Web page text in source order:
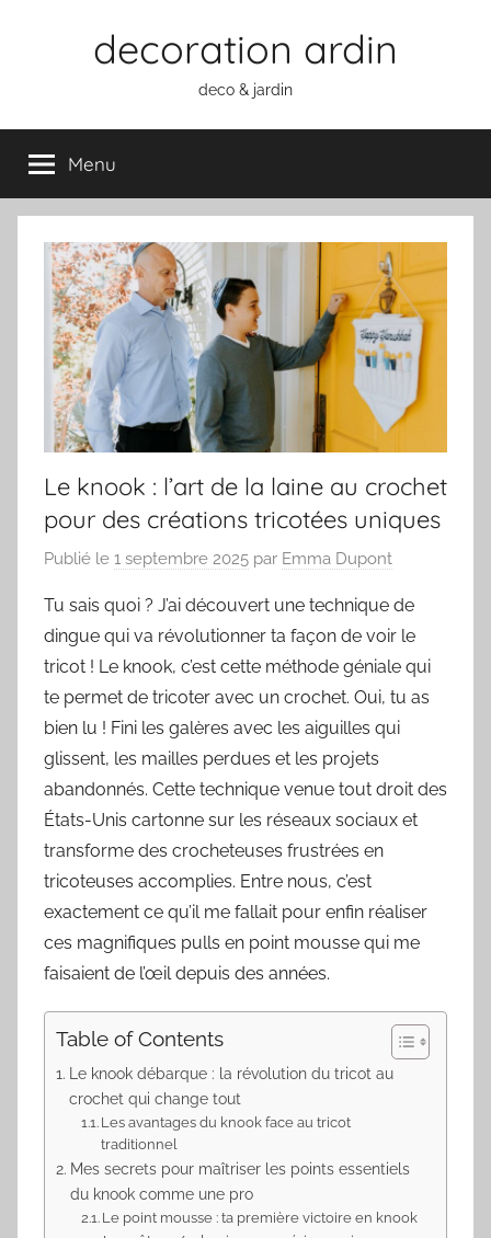
decoration ardin
deco & jardin
Menu
Le knook : l’art de la laine au crochet
pour des créations tricotées uniques
Publié le 1 septembre 2025 par Emma Dupont
Tu sais quoi ? J’ai découvert une technique de
dingue qui va révolutionner ta façon de voir le
tricot ! Le knook, c’est cette méthode géniale qui
te permet de tricoter avec un crochet. Oui, tu as
bien lu ! Fini les galères avec les aiguilles qui
glissent, les mailles perdues et les projets
abandonnés. Cette technique venue tout droit des
États-Unis cartonne sur les réseaux sociaux et
transforme des crocheteuses frustrées en
tricoteuses accomplies. Entre nous, c’est
exactement ce qu’il me fallait pour enfin réaliser
ces magnifiques pulls en point mousse qui me
faisaient de l’œil depuis des années.
Table of Contents
Le knook débarque : la révolution du tricot au
crochet qui change tout
Les avantages du knook face au tricot
traditionnel
Mes secrets pour maîtriser les points essentiels
du knook comme une pro
Le point mousse : ta première victoire en knook